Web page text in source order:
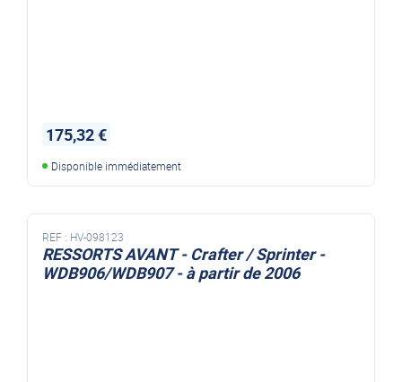
175,32 €
Disponible immédiatement
REF : HV-098123
RESSORTS AVANT - Crafter / Sprinter -
WDB906/WDB907 - à partir de 2006